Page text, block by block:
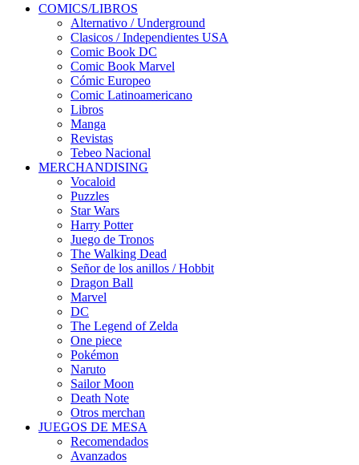
COMICS/LIBROS
Alternativo / Underground
Clasicos / Independientes USA
Comic Book DC
Comic Book Marvel
Cómic Europeo
Comic Latinoamericano
Libros
Manga
Revistas
Tebeo Nacional
MERCHANDISING
Vocaloid
Puzzles
Star Wars
Harry Potter
Juego de Tronos
The Walking Dead
Señor de los anillos / Hobbit
Dragon Ball
Marvel
DC
The Legend of Zelda
One piece
Pokémon
Naruto
Sailor Moon
Death Note
Otros merchan
JUEGOS DE MESA
Recomendados
Avanzados